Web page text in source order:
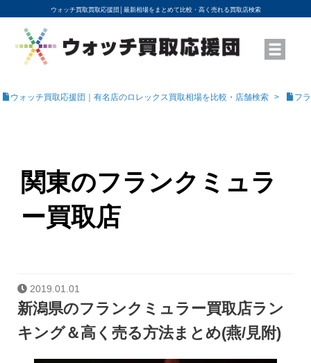
ウォッチ買取買取応援団│ 最新相場をまとめて比較・高く売れる買取店検索
YouTubeで動画を公開中
ROLEXモデル名から買取相場を調べる
高級時計ブランド名から買取相場を調べる
地域から買取店を探す
店舗名から買取店を探す
ブランド時計を高く売る方法
買取査定を依頼する
ウォッチ買取応援団｜有名店のロレックス買取相場を比較・店舗検索 フ
関東のフランクミュラ
ー買取店
2019.01.01
新潟県のフランクミュラー買取店ラン
キング＆高く売る方法まとめ(燕/見附)